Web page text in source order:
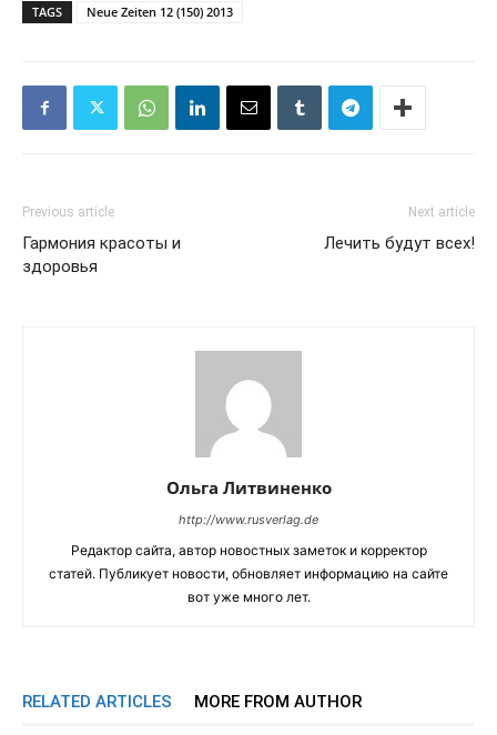
TAGS Neue Zeiten 12 (150) 2013
Previous article
Гармония красоты и
здоровья
Next article
Лечить будут всех!
Ольга Литвиненко
http://www.rusverlag.de
Редактор сайта, автор новостных заметок и корректор
статей. Публикует новости, обновляет информацию на сайте
вот уже много лет.
RELATED ARTICLES MORE FROM AUTHOR